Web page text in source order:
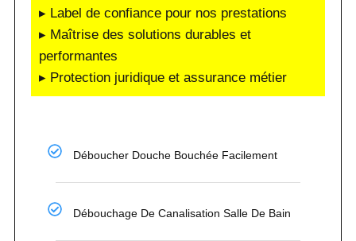
▸ Label de confiance pour nos prestations
▸ Maîtrise des solutions durables et
performantes
▸ Protection juridique et assurance métier
Déboucher Douche Bouchée Facilement
Débouchage De Canalisation Salle De Bain